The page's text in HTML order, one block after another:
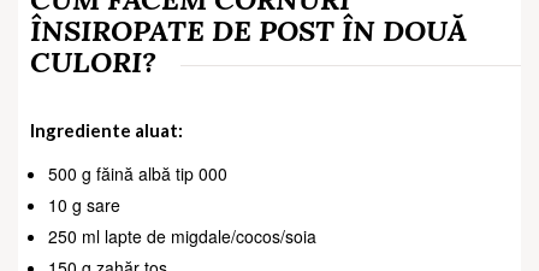
ÎNSIROPATE DE POST ÎN DOUĂ
CULORI?
Ingrediente aluat:
500 g făină albă tip 000
10 g sare
250 ml lapte de migdale/cocos/soia